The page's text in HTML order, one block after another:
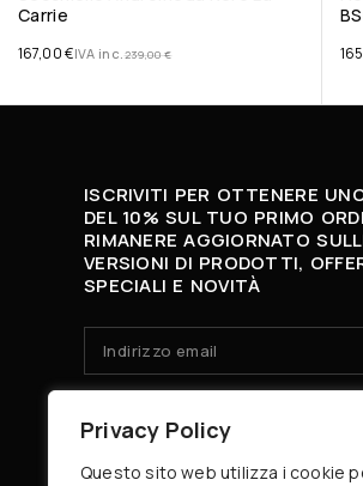
Privacy Policy
Questo sito web utilizza i cookie
Carrie
239,00€
167,00€IVA inc.
ISCRIVITI PER OTTENERE
DEL 10% SUL TUO PRIMO
RIMANERE AGGIORNATO
VERSIONI DI PRODOTTI,
SPECIALI E NOVITÀ